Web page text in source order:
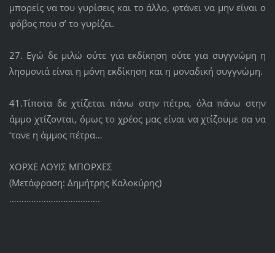
μπορείς να του γυρίσεις και το άλλο, φτάνει να μην είναι ο
φόβος που σ’ το γυρίζει.
27. Εγώ δε μιλώ ούτε για εκδίκηση ούτε για συγγνώμη η
λησμονιά είναι η μόνη εκδίκηση και η μοναδική συγγνώμη.
41.Τίποτα δε χτίζεται πάνω στην πέτρα, όλα πάνω στην
άμμο χτίζονται, όμως το χρέος μας είναι να χτίζουμε σα να
‘τανε η άμμος πέτρα…
ΧΟΡΧΕ ΛΟΥΙΣ ΜΠΟΡΧΕΣ
(Μετάφραση: Δημήτρης Καλοκύρης)
……………………………….